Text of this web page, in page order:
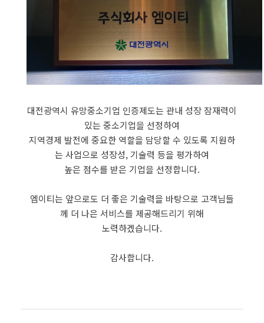
대전광역시 유망중소기업 인증제도는 관내 성장 잠재력이
있는 중소기업을 선정하여
지역경제 발전에 중요한 역할을 담당할 수 있도록 지원하
는 사업으로 성장성, 기술력 등을 평가하여
높은 점수를 받은 기업을 선정합니다.
엠이티는 앞으로도 더 좋은 기술력을 바탕으로 고객님들
께 더 나은 서비스를 제공해드리기 위해
노력하겠습니다.
감사합니다.